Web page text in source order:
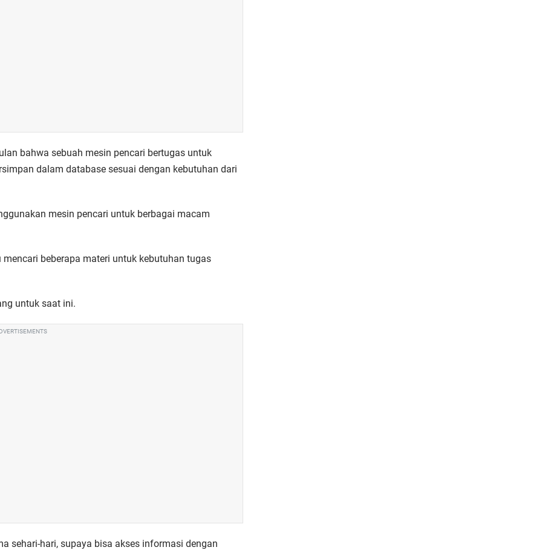
bahwa sebuah mesin pencari bertugas untuk
dalam database sesuai dengan kebutuhan dari
mesin pencari untuk berbagai macam
beberapa materi untuk kebutuhan tugas
untuk saat ini.
sehari-hari, supaya bisa akses informasi dengan